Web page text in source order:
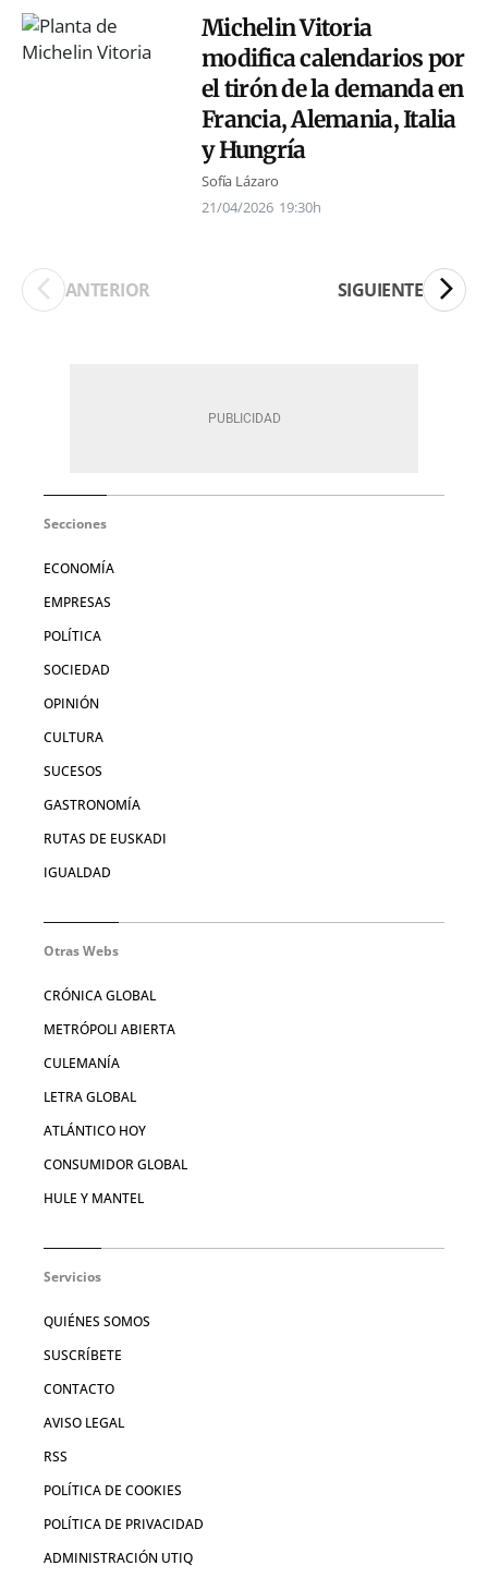
Michelin Vitoria
modifica calendarios por
el tirón de la demanda en
Francia, Alemania, Italia
y Hungría
Sofía Lázaro
21/04/2026 19:30h
ANTERIOR SIGUIENTE
Secciones
ECONOMÍA
EMPRESAS
POLÍTICA
SOCIEDAD
OPINIÓN
CULTURA
SUCESOS
GASTRONOMÍA
RUTAS DE EUSKADI
IGUALDAD
Otras Webs
CRÓNICA GLOBAL
METRÓPOLI ABIERTA
CULEMANÍA
LETRA GLOBAL
ATLÁNTICO HOY
CONSUMIDOR GLOBAL
HULE Y MANTEL
Servicios
QUIÉNES SOMOS
SUSCRÍBETE
CONTACTO
AVISO LEGAL
RSS
POLÍTICA DE COOKIES
POLÍTICA DE PRIVACIDAD
ADMINISTRACIÓN UTIQ